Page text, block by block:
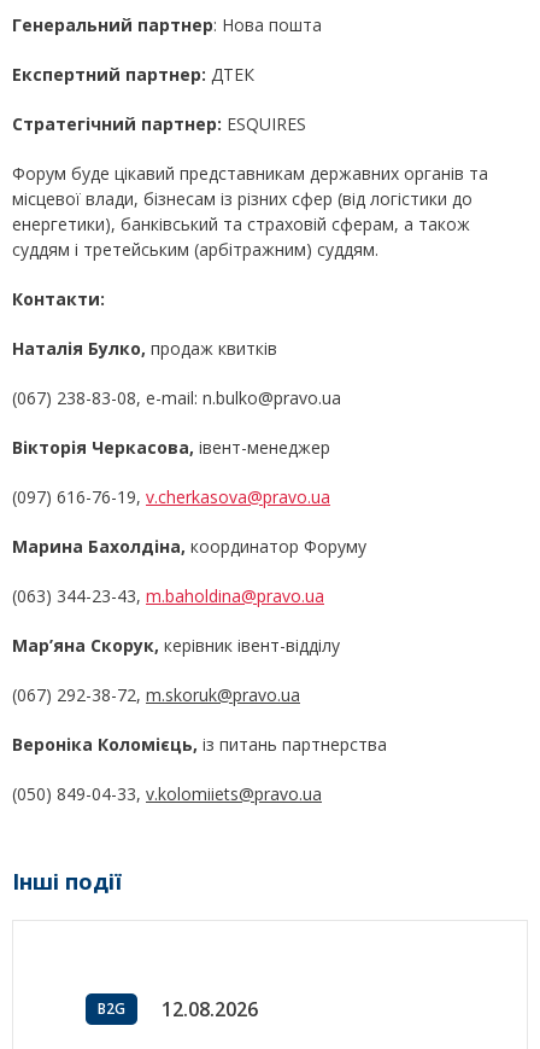
Генеральний партнер: Нова пошта
Експертний партнер: ДТЕК
Стратегічний партнер: ESQUIRES
Форум буде цікавий представникам державних органів та
місцевої влади, бізнесам із різних сфер (від логістики до
енергетики), банківський та страховій сферам, а також
суддям і третейським (арбітражним) суддям.
Контакти:
Наталія Булко, продаж квитків
(067) 238-83-08, e-mail: n.bulko@pravo.ua
Вікторія Черкасова, івент-менеджер
(097) 616-76-19, v.cherkasova@pravo.ua
Марина Бахолдіна, координатор Форуму
(063) 344-23-43, m.baholdina@pravo.ua
Мар’яна Скорук, керівник івент-відділу
(067) 292-38-72, m.skoruk@pravo.ua
Вероніка Коломієць, із питань партнерства
(050) 849-04-33, v.kolomiiets@pravo.ua
Інші події
B2G 12.08.2026